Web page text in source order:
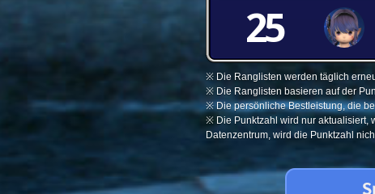
25
※ Die Ranglisten werden täglich
※ Die Ranglisten basieren auf der
※ Die persönliche Bestleistung, die
※ Die Punktzahl wird nur aktualisiert,
Datenzentrum, wird die Punktzahl